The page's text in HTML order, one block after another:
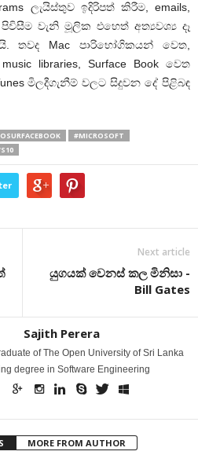
ලැයිස්තුව ඉදිරිපත් කිරීම, emails,
පිවිසීම වැනි මූලික එහෙත් අත්‍යවශ්‍ය දෑ
තවද Mac පාරිභෝගිකයන් වෙත,
libraries, Surface Book වෙත
මිලදීගැනීම් වලට සිදුවන දේ පිළිබඳ
#MICROSOFT
Next article
යුගයක් වෙනස් කල මිනිසා -
Bill Gates
Sajith Perera
of The Open University of Sri Lanka
degree in Software Engineering
MORE FROM AUTHOR